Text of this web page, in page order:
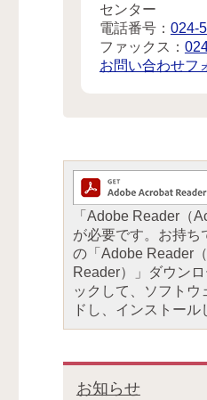
センター
電話番号： 024-
ファックス：
お問い合わせフ
「Adobe Reader（
が必要です。お持ち
の「Adobe Reader
Reader）」ダウン
ックして、ソフトウ
ドし、インストール
お知らせ